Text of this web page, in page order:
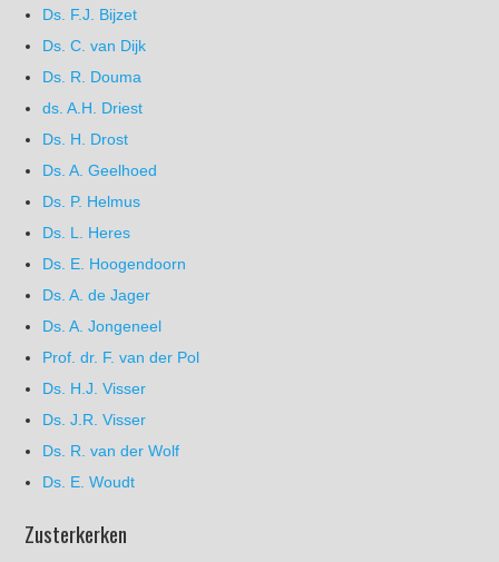
Ds. F.J. Bijzet
Ds. C. van Dijk
Ds. R. Douma
ds. A.H. Driest
Ds. H. Drost
Ds. A. Geelhoed
Ds. P. Helmus
Ds. L. Heres
Ds. E. Hoogendoorn
Ds. A. de Jager
Ds. A. Jongeneel
Prof. dr. F. van der Pol
Ds. H.J. Visser
Ds. J.R. Visser
Ds. R. van der Wolf
Ds. E. Woudt
Zusterkerken